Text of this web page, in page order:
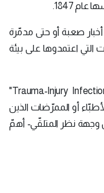
1847.
أخبار صعبة أو حتى مدمّرة
التي اعتمدوها على بيئة
يحدّد البحث في مجلّة "Trauma-Injury Infection & Critical Care"
أو الممرّضات الذين
وجهة نظر المتلقّي- أهمّ